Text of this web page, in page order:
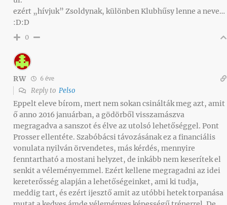
ezért „hívjuk” Zsoldynak, különben Klubhűsy lenne a neve…
:D:D
0
RW 6 éve
Reply to Pelso
Eppelt eleve bírom, mert nem sokan csinálták meg azt, amit
ő anno 2016 januárban, a gödörből visszamászva
megragadva a sanszot és élve az utolsó lehetőséggel. Pont
Prosser ellentéte. Szabóbácsi távozásának ez a financiális
vonulata nyilván örvendetes, más kérdés, mennyire
fenntartható a mostani helyzet, de inkább nem keserítek el
senkit a véleményemmel. Ezért kellene megragadni az idei
kereterősség alapján a lehetőségeinket, ami ki tudja,
meddig tart, és ezért ijesztő amit az utóbbi hetek torpanása